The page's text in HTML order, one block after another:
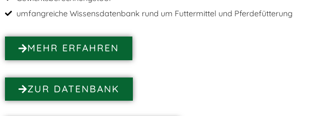
umfangreiche Wissensdatenbank rund um Futtermittel und Pferdefütterung
MEHR ERFAHREN
ZUR DATENBANK